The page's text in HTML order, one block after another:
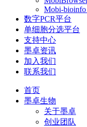
Mobi-
数字PCR平台
单细胞分选平台
支持中心
墨卓资讯
加入我们
联系我们
首页
墨卓生物
关于墨卓
创业团队